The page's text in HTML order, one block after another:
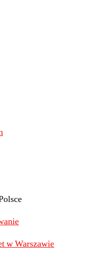
w Warszawie